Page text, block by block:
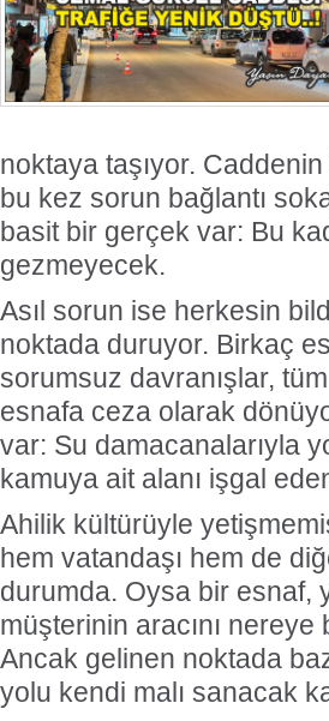
noktaya taşıyor.
bu kez sorun bağlantı
basit bir gerçek var: Bu
gezmeyecek.
Asıl sorun ise herkesin
noktada duruyor. Birkaç
sorumsuz davranışlar,
esnafa ceza olarak
var: Su damacanalarıyla
kamuya ait alanı işgal
Ahilik kültürüyle
hem vatandaşı hem de
durumda. Oysa bir esnaf,
müşterinin aracını nereye
Ancak gelinen noktada
yolu kendi malı sanacak